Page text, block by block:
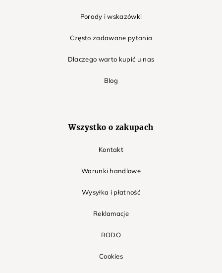
Porady i wskazówki
Często zadawane pytania
Dlaczego warto kupić u nas
Blog
Wszystko o zakupach
Kontakt
Warunki handlowe
Wysyłka i płatność
Reklamacje
RODO
Cookies